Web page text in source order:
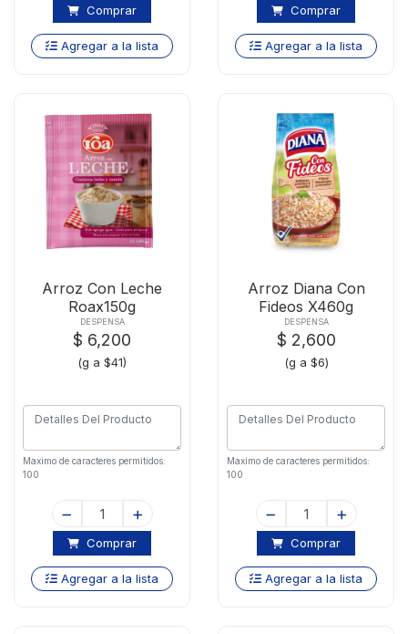
Comprar
Agregar a la lista
Comprar
Agregar a la lista
Arroz Con Leche
Roax150g
DESPENSA
$ 6,200
(g a $41)
Maximo de caracteres permitidos:
100
Comprar
Agregar a la lista
Arroz Diana Con
Fideos X460g
DESPENSA
$ 2,600
(g a $6)
Maximo de caracteres permitidos:
100
Comprar
Agregar a la lista